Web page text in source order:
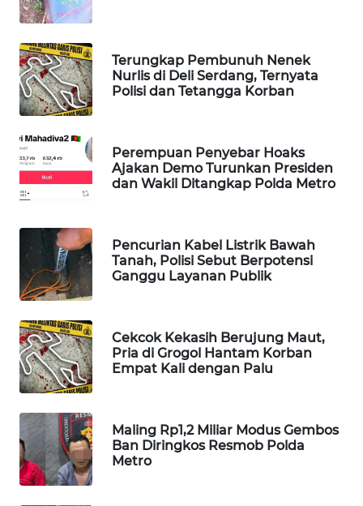
Terungkap Pembunuh Nenek
Nurlis di Deli Serdang, Ternyata
Polisi dan Tetangga Korban
Perempuan Penyebar Hoaks
Ajakan Demo Turunkan Presiden
dan Wakil Ditangkap Polda Metro
Pencurian Kabel Listrik Bawah
Tanah, Polisi Sebut Berpotensi
Ganggu Layanan Publik
Cekcok Kekasih Berujung Maut,
Pria di Grogol Hantam Korban
Empat Kali dengan Palu
Maling Rp1,2 Miliar Modus Gembos
Ban Diringkos Resmob Polda
Metro
HEALTH
WAHANA
DESA
LAPAK
WAHANA
Wahana
Network
KONSUMEN
LISTRIK
MASYARAKAT
KELISTRIKAN
ID
MAWAKA
ID